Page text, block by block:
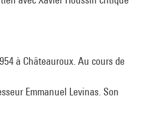
à Châteauroux. Au cours de
Emmanuel Levinas. Son